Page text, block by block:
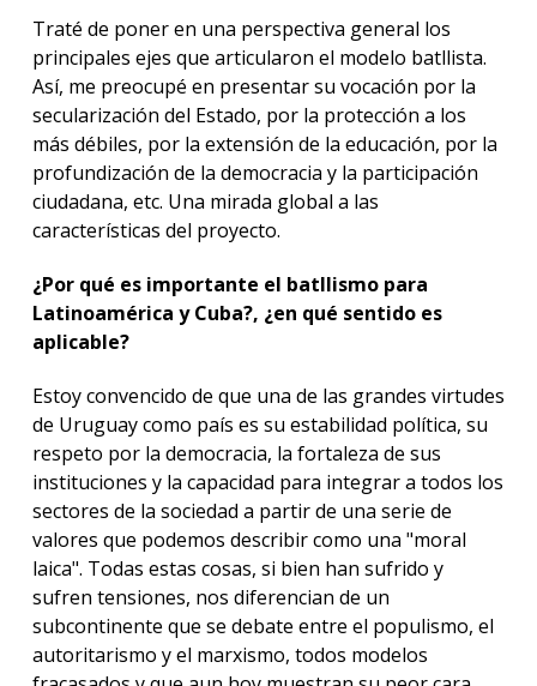
Traté de poner en una perspectiva general los
principales ejes que articularon el modelo batllista.
Así, me preocupé en presentar su vocación por la
secularización del Estado, por la protección a los
más débiles, por la extensión de la educación, por la
profundización de la democracia y la participación
ciudadana, etc. Una mirada global a las
características del proyecto.
¿Por qué es importante el batllismo para
Latinoamérica y Cuba?, ¿en qué sentido es
aplicable?
Estoy convencido de que una de las grandes virtudes
de Uruguay como país es su estabilidad política, su
respeto por la democracia, la fortaleza de sus
instituciones y la capacidad para integrar a todos los
sectores de la sociedad a partir de una serie de
valores que podemos describir como una "moral
laica". Todas estas cosas, si bien han sufrido y
sufren tensiones, nos diferencian de un
subcontinente que se debate entre el populismo, el
autoritarismo y el marxismo, todos modelos